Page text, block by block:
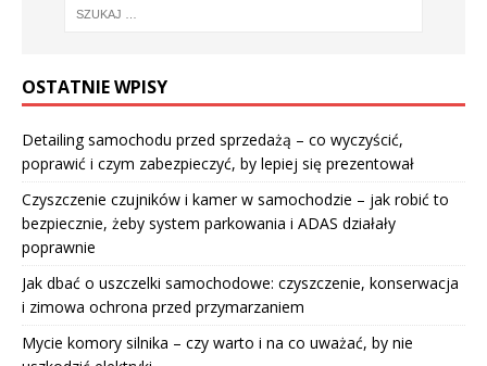
OSTATNIE WPISY
Detailing samochodu przed sprzedażą – co wyczyścić,
poprawić i czym zabezpieczyć, by lepiej się prezentował
Czyszczenie czujników i kamer w samochodzie – jak robić to
bezpiecznie, żeby system parkowania i ADAS działały
poprawnie
Jak dbać o uszczelki samochodowe: czyszczenie, konserwacja
i zimowa ochrona przed przymarzaniem
Mycie komory silnika – czy warto i na co uważać, by nie